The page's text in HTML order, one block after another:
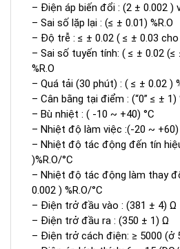
– Điện áp biến đổi : (2 ± 0.002 )
– Sai số lặp lại : (≤ ± 0.01) %R.O
– Độ trễ : ≤ ± 0.02 ( ≤ ± 0.03 cho
– Sai số tuyến tính: ( ≤ ± 0.02 (≤
%R.O
– Quá tải (30 phút) : ( ≤ ± 0.02 )
– Cân bằng tại điểm : (“0” ≤ ± 1)
– Bù nhiệt : ( -10 ~ +40) °C
– Nhiệt độ làm việc :(-20 ~ +60)
– Nhiệt độ tác động đến tín
)%R.O/°C
– Nhiệt độ tác động làm thay
0.002 ) %R.O/°C
– Điện trở đầu vào : (381 ± 4) Ω
– Điện trở đầu ra : (350 ± 1) Ω
– Điện trở cách điện: ≥ 5000 (ở